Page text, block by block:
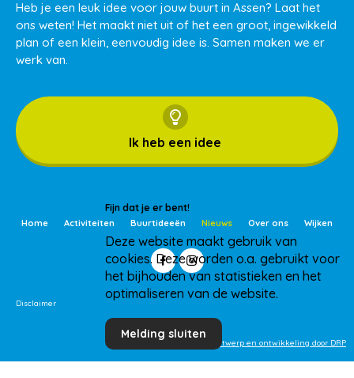
Heb je een leuk idee voor jouw buurt in Assen? Laat het
ons weten! Het maakt niet uit of het een groot, ingewikkeld
plan of een klein, eenvoudig idee is. Samen maken we er
werk van.
Ik heb een idee
Home Activiteiten Buurtideeën Nieuws Over ons Wijken
Disclaimer
Ontwerp en ontwikkeling door DRP
Fijn dat je er bent!
Deze website maakt gebruik van
cookies. Deze worden o.a. gebruikt voor
het bijhouden van statistieken en het
optimaliseren van de website.
Melding sluiten